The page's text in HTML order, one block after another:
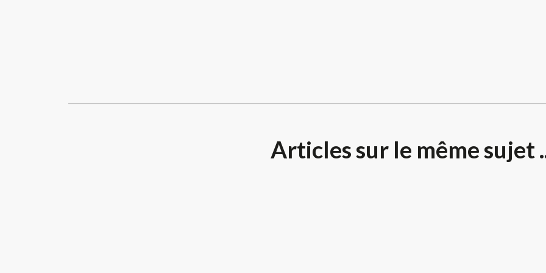
Articles sur le même sujet